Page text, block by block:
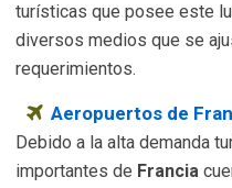
turísticas que posee este
diversos medios que se
requerimientos.
Aeropuertos de
Debido a la alta demanda
importantes de Francia